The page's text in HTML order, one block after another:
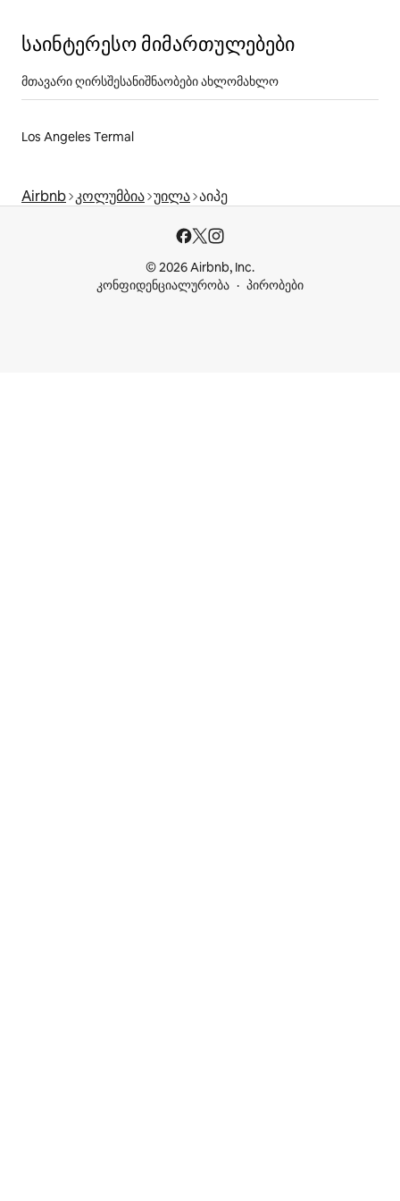
საინტერესო მიმართულებები
მთავარი ღირსშესანიშნაობები ახლომახლო
Los Angeles Termal
Airbnb კოლუმბია უილა აიპე
© 2026 Airbnb, Inc.
კონფიდენციალურობა
პირობები